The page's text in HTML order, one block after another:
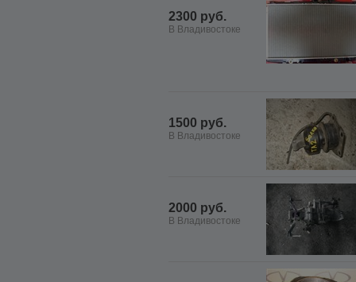
2300 руб.
В Владивостоке
1500 руб.
В Владивостоке
2000 руб.
В Владивостоке